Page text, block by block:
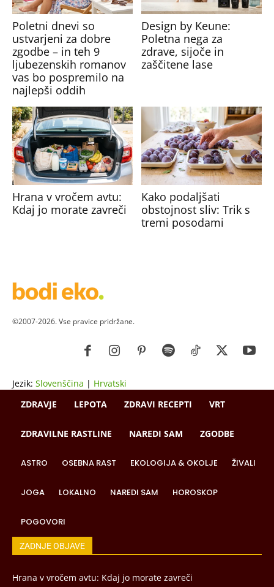
Poletni dnevi so
ustvarjeni za dobre
zgodbe – in teh 9
ljubezenskih romanov
vas bo pospremilo na
najlepši oddih
Design by Keune:
Poletna nega za
zdrave, sijoče in
zaščitene lase
Hrana v vročem avtu:
Kdaj jo morate zavreči
Kako podaljšati
obstojnost sliv: Trik s
tremi posodami
©2007-2026. Vse pravice pridržane.
Jezik: Slovenščina | Hrvatski
ZDRAVJE
LEPOTA ZDRAVI RECEPTI VRT
ZDRAVILNE RASTLINE NAREDI SAM ZGODBE
ASTRO OSEBNA RAST EKOLOGIJA & OKOLJE ŽIVALI
JOGA LOKALNO NAREDI SAM HOROSKOP
POGOVORI
ZADNJE OBJAVE
Hrana v vročem avtu: Kdaj jo morate zavreči